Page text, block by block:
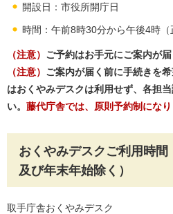
開設日：市役所開庁日
時間：午前8時30分から午後4時（
（注意） ご予約はお手元にご案内が
（注意） ご案内が届く前に手続きを
はおくやみデスクは利用せず、各担
い。 藤代庁舎では、原則予約制になり
おくやみデスクご利用時間
及び年末年始除く）
取手庁舎おくやみデスク